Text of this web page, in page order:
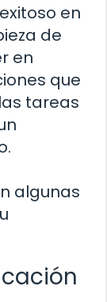
en
de
en
que
tareas
algunas